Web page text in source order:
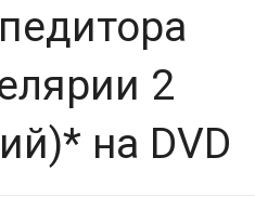
2
на DVD